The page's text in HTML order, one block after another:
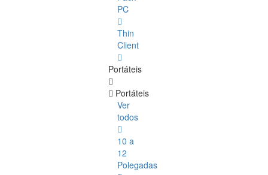
PC
Thin
Client
Portáteis
Portáteis
Ver
todos
10 a
12
Polegadas